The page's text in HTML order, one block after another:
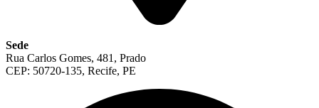
Sede
Rua Carlos Gomes, 481, Prado
CEP: 50720-135, Recife, PE